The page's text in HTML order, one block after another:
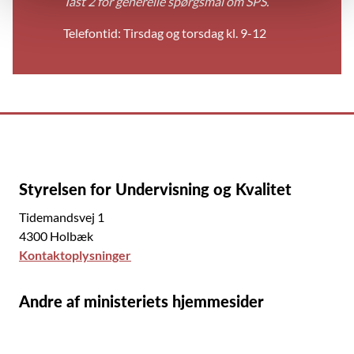
Telefontid: Tirsdag og torsdag kl. 9-12
Styrelsen for Undervisning og Kvalitet
Tidemandsvej 1
4300 Holbæk
Kontaktoplysninger
Andre af ministeriets hjemmesider